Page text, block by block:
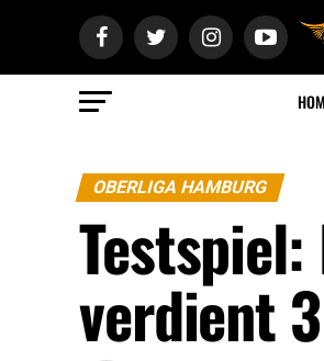
OBERLIGA HAMBURG
Testspiel:
verdient